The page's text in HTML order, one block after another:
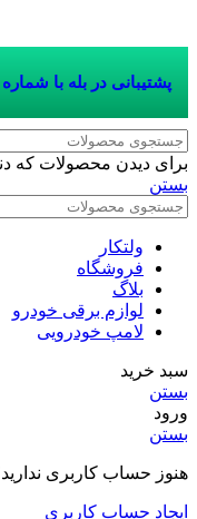
پشتیبانی در بله با شماره
برای دیدن محصولات که
بستن
ولتکار
فروشگاه
بلاگ
لوازم برقی خودرو
لامپ خودرویی
سبد خرید
بستن
ورود
بستن
هنوز حساب کاربری
ایجاد حساب کاربری